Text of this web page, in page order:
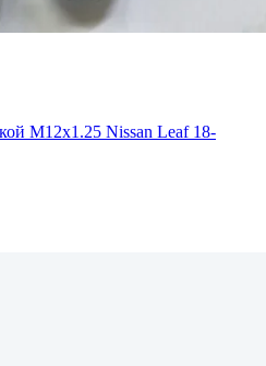
M12x1.25 Nissan Leaf 18-